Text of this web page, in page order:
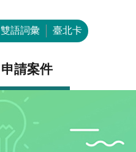
雙語詞彙 臺北卡
申請案件